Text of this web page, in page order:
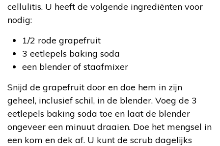
cellulitis. U heeft de volgende ingrediënten voor
nodig:
1/2 rode grapefruit
3 eetlepels baking soda
een blender of staafmixer
Snijd de grapefruit door en doe hem in zijn
geheel, inclusief schil, in de blender. Voeg de 3
eetlepels baking soda toe en laat de blender
ongeveer een minuut draaien. Doe het mengsel in
een kom en dek af. U kunt de scrub dagelijks